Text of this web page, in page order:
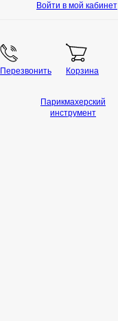
Войти в мой кабинет
Перезвонить Корзина
Парикмахерский
инструмент